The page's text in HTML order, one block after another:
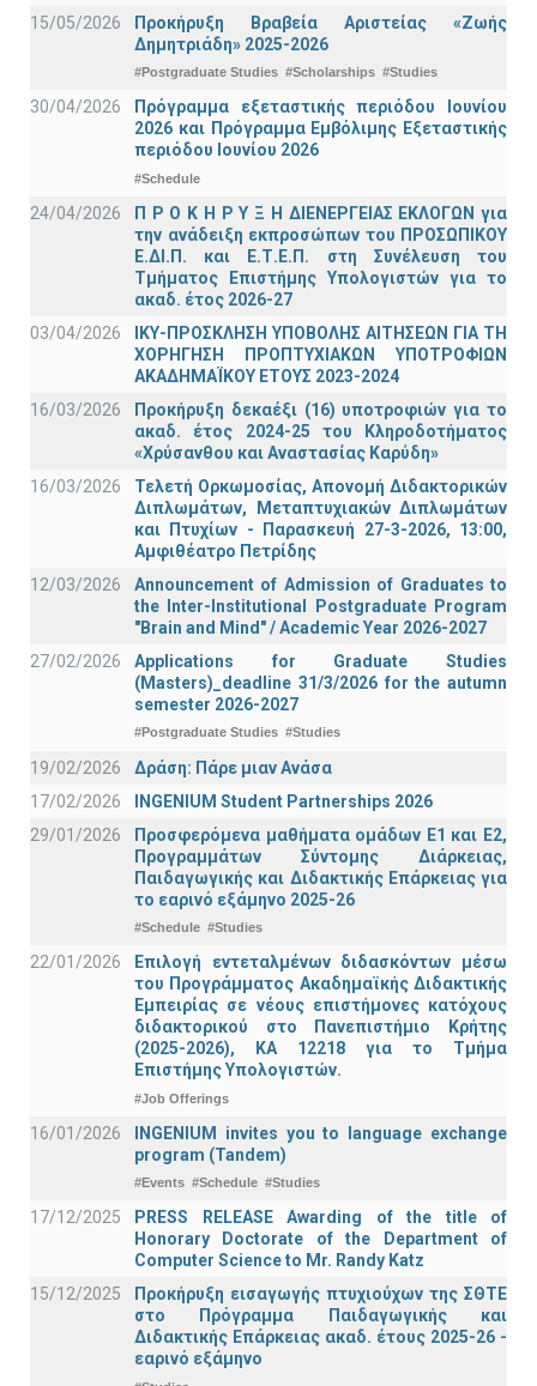
15/05/2026
Προκήρυξη Βραβεία Αριστείας «Ζωής
Δημητριάδη» 2025-2026
#Postgraduate Studies #Scholarships #Studies
30/04/2026
Πρόγραμμα εξεταστικής περιόδου Ιουνίου
2026 και Πρόγραμμα Εμβόλιμης Εξεταστικής
περιόδου Ιουνίου 2026
#Schedule
24/04/2026
Π Ρ Ο Κ Η Ρ Υ Ξ Η ΔΙΕΝΕΡΓΕΙΑΣ ΕΚΛΟΓΩΝ για
την ανάδειξη εκπροσώπων του ΠΡΟΣΩΠΙΚΟΥ
Ε.ΔΙ.Π. και Ε.Τ.Ε.Π. στη Συνέλευση του
Τμήματος Επιστήμης Υπολογιστών για το
ακαδ. έτος 2026-27
03/04/2026
ΙΚΥ-ΠΡΟΣΚΛΗΣΗ ΥΠΟΒΟΛΗΣ ΑΙΤΗΣΕΩΝ ΓΙΑ ΤΗ
ΧΟΡΗΓΗΣΗ ΠΡΟΠΤΥΧΙΑΚΩΝ ΥΠΟΤΡΟΦΙΩΝ
ΑΚΑΔΗΜΑΪΚΟΥ ΕΤΟΥΣ 2023-2024
16/03/2026
Προκήρυξη δεκαέξι (16) υποτροφιών για το
ακαδ. έτος 2024-25 του Κληροδοτήματος
«Χρύσανθου και Αναστασίας Καρύδη»
16/03/2026
Τελετή Ορκωμοσίας, Απονομή Διδακτορικών
Διπλωμάτων, Μεταπτυχιακών Διπλωμάτων
και Πτυχίων - Παρασκευή 27-3-2026, 13:00,
Αμφιθέατρο Πετρίδης
12/03/2026
Announcement of Admission of Graduates to
the Inter-Institutional Postgraduate Program
"Brain and Mind" / Academic Year 2026-2027
27/02/2026
Applications for Graduate Studies
(Masters)_deadline 31/3/2026 for the autumn
semester 2026-2027
#Postgraduate Studies #Studies
19/02/2026
Δράση: Πάρε μιαν Ανάσα
17/02/2026
INGENIUM Student Partnerships 2026
29/01/2026
Προσφερόμενα μαθήματα ομάδων Ε1 και Ε2,
Προγραμμάτων Σύντομης Διάρκειας,
Παιδαγωγικής και Διδακτικής Επάρκειας για
το εαρινό εξάμηνο 2025-26
#Schedule #Studies
22/01/2026
Επιλογή εντεταλμένων διδασκόντων μέσω
του Προγράμματος Ακαδημαϊκής Διδακτικής
Εμπειρίας σε νέους επιστήμονες κατόχους
διδακτορικού στο Πανεπιστήμιο Κρήτης
(2025-2026), ΚΑ 12218 για το Τμήμα
Επιστήμης Υπολογιστών.
#Job Offerings
16/01/2026
INGENIUM invites you to language exchange
program (Tandem)
#Events #Schedule #Studies
17/12/2025
PRESS RELEASE Awarding of the title of
Honorary Doctorate of the Department of
Computer Science to Mr. Randy Katz
15/12/2025
Προκήρυξη εισαγωγής πτυχιούχων της ΣΘΤΕ
στο Πρόγραμμα Παιδαγωγικής και
Διδακτικής Επάρκειας ακαδ. έτους 2025-26 -
εαρινό εξάμηνο